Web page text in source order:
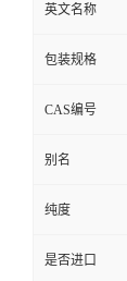
英文名称
包装规格
CAS编号
别名
纯度
是否进口